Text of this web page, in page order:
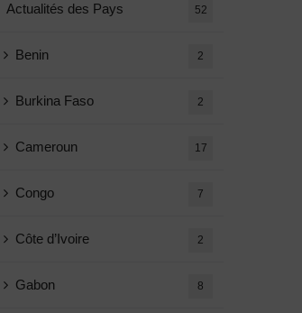
Actualités des Pays 52
Benin 2
Burkina Faso 2
Cameroun 17
Congo 7
Côte d’Ivoire 2
Gabon 8